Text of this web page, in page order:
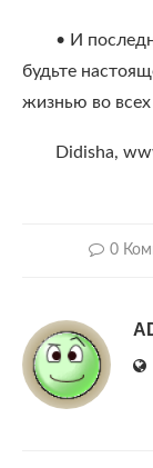
• И
будьте
жизнью во всех
Didisha,
0